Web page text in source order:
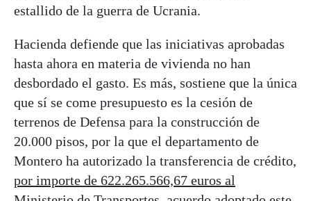
estallido de la guerra de Ucrania.
Hacienda defiende que las iniciativas aprobadas
hasta ahora en materia de vivienda no han
desbordado el gasto. Es más, sostiene que la única
que sí se come presupuesto es la cesión de
terrenos de Defensa para la construcción de
20.000 pisos, por la que el departamento de
Montero ha autorizado la transferencia de crédito,
por importe de 622.265.566,67 euros al